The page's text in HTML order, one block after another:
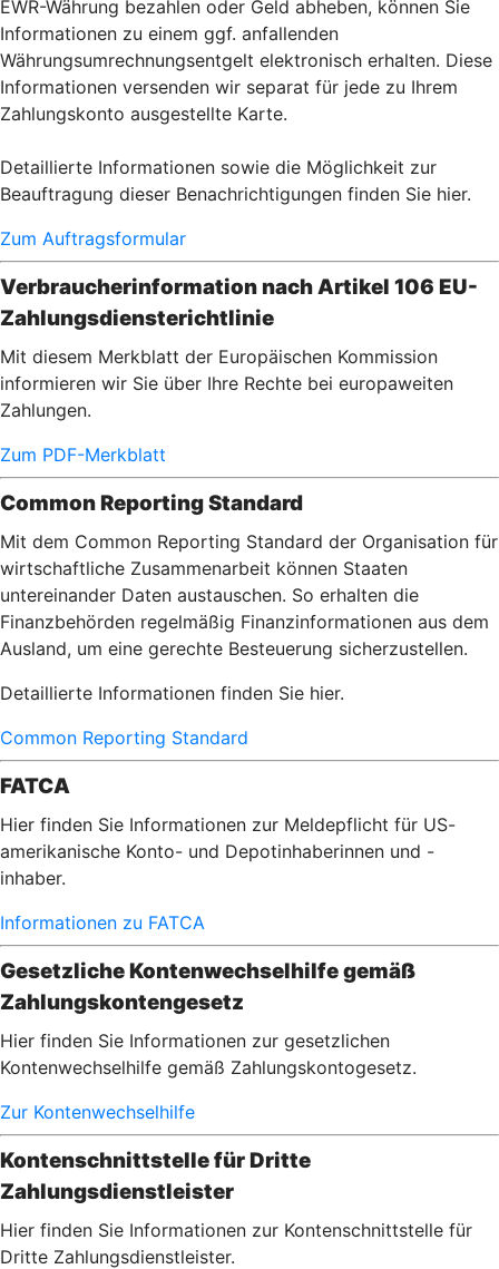
EWR-Währung bezahlen oder Geld abheben, können Sie
Informationen zu einem ggf. anfallenden
Währungsumrechnungsentgelt elektronisch erhalten. Diese
Informationen versenden wir separat für jede zu Ihrem
Zahlungskonto ausgestellte Karte.
Detaillierte Informationen sowie die Möglichkeit zur
Beauftragung dieser Benachrichtigungen finden Sie hier.
Zum Auftragsformular
Verbraucherinformation nach Artikel 106 EU-
Zahlungsdiensterichtlinie
Mit diesem Merkblatt der Europäischen Kommission
informieren wir Sie über Ihre Rechte bei europaweiten
Zahlungen.
Zum PDF-Merkblatt
Common Reporting Standard
Mit dem Common Reporting Standard der Organisation für
wirtschaftliche Zusammenarbeit können Staaten
untereinander Daten austauschen. So erhalten die
Finanzbehörden regelmäßig Finanzinformationen aus dem
Ausland, um eine gerechte Besteuerung sicherzustellen.
Detaillierte Informationen finden Sie hier.
Common Reporting Standard
FATCA
Hier finden Sie Informationen zur Meldepflicht für US-
amerikanische Konto- und Depotinhaberinnen und -
inhaber.
Informationen zu FATCA
Gesetzliche Kontenwechselhilfe gemäß
Zahlungskontengesetz
Hier finden Sie Informationen zur gesetzlichen
Kontenwechselhilfe gemäß Zahlungskontogesetz.
Zur Kontenwechselhilfe
Kontenschnittstelle für Dritte
Zahlungsdienstleister
Hier finden Sie Informationen zur Kontenschnittstelle für
Dritte Zahlungsdienstleister.